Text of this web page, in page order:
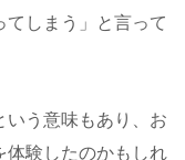
しまう」と言って
いう意味もあり、お
体験したのかもしれ